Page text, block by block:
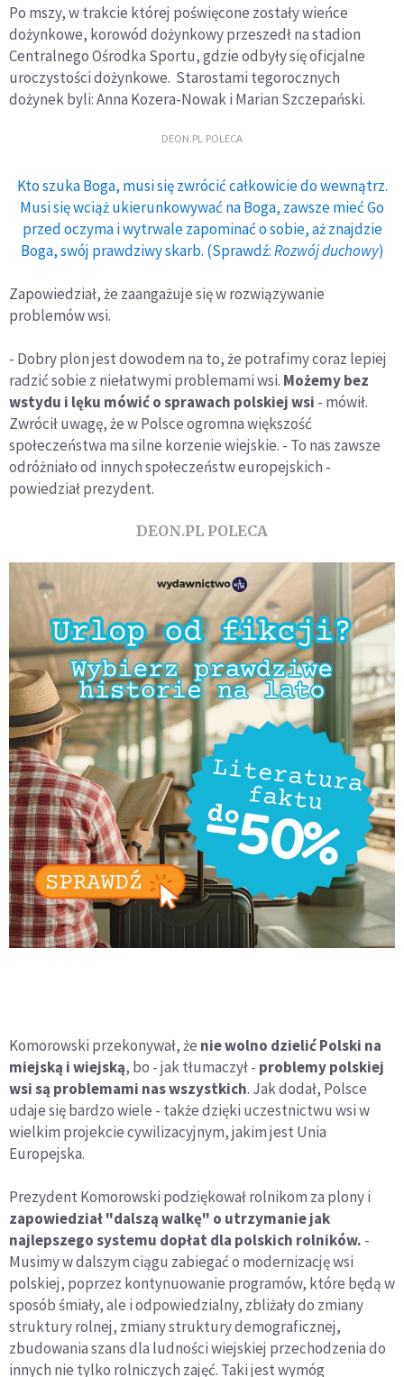
Po mszy, w trakcie której poświęcone zostały wieńce
dożynkowe, korowód dożynkowy przeszedł na stadion
Centralnego Ośrodka Sportu, gdzie odbyły się oficjalne
uroczystości dożynkowe. Starostami tegorocznych
dożynek byli: Anna Kozera-Nowak i Marian Szczepański.
DEON.PL POLECA
Kto szuka Boga, musi się zwrócić całkowicie do wewnątrz.
Musi się wciąż ukierunkowywać na Boga, zawsze mieć Go
przed oczyma i wytrwale zapominać o sobie, aż znajdzie
Boga, swój prawdziwy skarb. (Sprawdź:Rozwój duchowy)
Zapowiedział, że zaangażuje się w rozwiązywanie
problemów wsi.
- Dobry plon jest dowodem na to, że potrafimy coraz lepiej
radzić sobie z niełatwymi problemami wsi. Możemy bez
wstydu i lęku mówić o sprawach polskiej wsi - mówił.
Zwrócił uwagę, że w Polsce ogromna większość
społeczeństwa ma silne korzenie wiejskie. - To nas zawsze
odróżniało od innych społeczeństw europejskich -
powiedział prezydent.
DEON.PL POLECA
Komorowski przekonywał, że nie wolno dzielić Polski na
miejską i wiejską, bo - jak tłumaczył - problemy polskiej
wsi są problemami nas wszystkich. Jak dodał, Polsce
udaje się bardzo wiele - także dzięki uczestnictwu wsi w
wielkim projekcie cywilizacyjnym, jakim jest Unia
Europejska.
Prezydent Komorowski podziękował rolnikom za plony i
zapowiedział "dalszą walkę" o utrzymanie jak
najlepszego systemu dopłat dla polskich rolników. -
Musimy w dalszym ciągu zabiegać o modernizację wsi
polskiej, poprzez kontynuowanie programów, które będą w
sposób śmiały, ale i odpowiedzialny, zbliżały do zmiany
struktury rolnej, zmiany struktury demograficznej,
zbudowania szans dla ludności wiejskiej przechodzenia do
innych nie tylko rolniczych zajęć. Taki jest wymóg